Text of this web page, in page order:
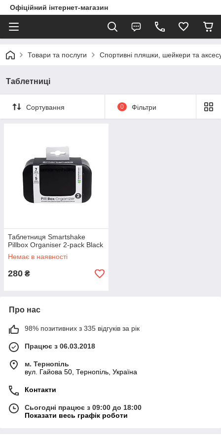
Офіційний інтернет-магазин
Товари та послуги Спортивні пляшки, шейкери та
Таблетниці
Сортування 0 Фільтри
Таблетниця Smartshake
Pillbox Organiser 2-pack Black
Немає в наявності
280 ₴
Про нас
98% позитивних з 335 відгуків за рік
Працює з 06.03.2018
м. Тернопіль
вул. Гайова 50, Тернопіль, Україна
Контакти
Сьогодні працює з 09:00 до 18:00
Показати весь графік роботи